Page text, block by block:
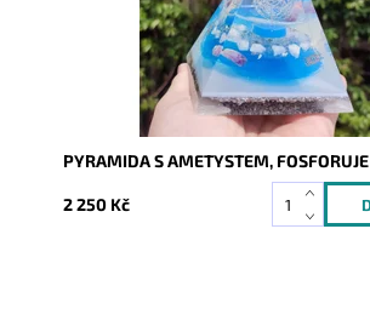
PYRAMIDA S AMETYSTEM, FOSFORUJE
2 250 Kč